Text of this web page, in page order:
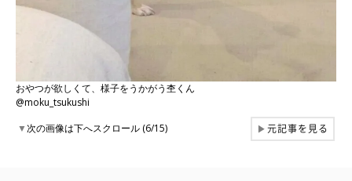
おやつが欲しくて、様子をうかがう杢くん
@moku_tsukushi
▼次の画像は下へスクロール (6/15) ▶元記事を見る